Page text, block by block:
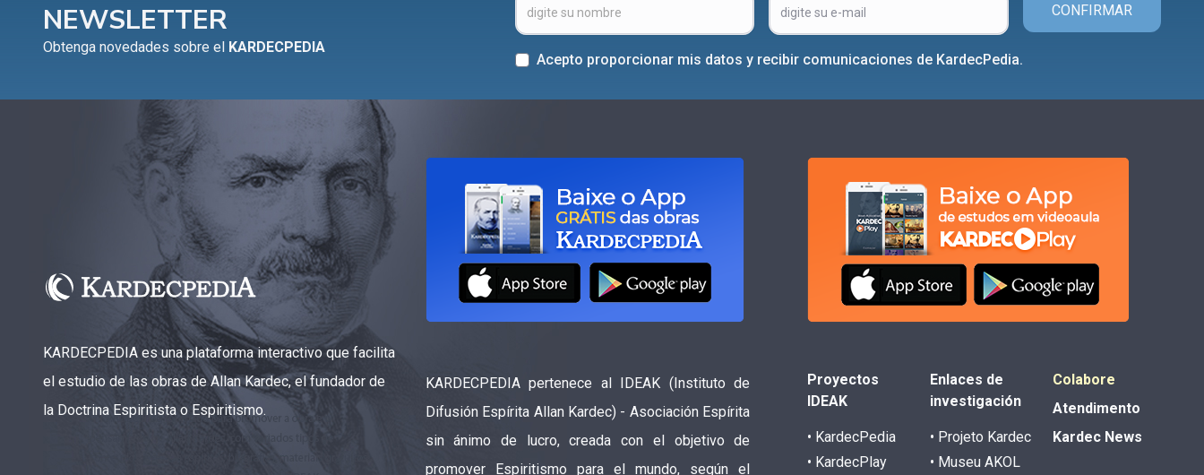
NEWSLETTER
Obtenga novedades sobre el KARDECPEDIA
CONFIRMAR
Acepto proporcionar mis datos y recibir comunicaciones de KardecPedia.
KARDECPEDIA es una plataforma interactivo que facilita
el estudio de las obras de Allan Kardec, el fundador de
la Doctrina Espiritista o Espiritismo.
KARDECPEDIA pertenece al IDEAK (Instituto de
Difusión Espírita Allan Kardec) - Asociación Espírita
sin ánimo de lucro, creada con el objetivo de
promover Espiritismo para el mundo, según el
Proyectos
IDEAK
• KardecPedia
• KardecPlay
Enlaces de
investigación
• Projeto Kardec
• Museu AKOL
Colabore
Atendimento
Kardec News